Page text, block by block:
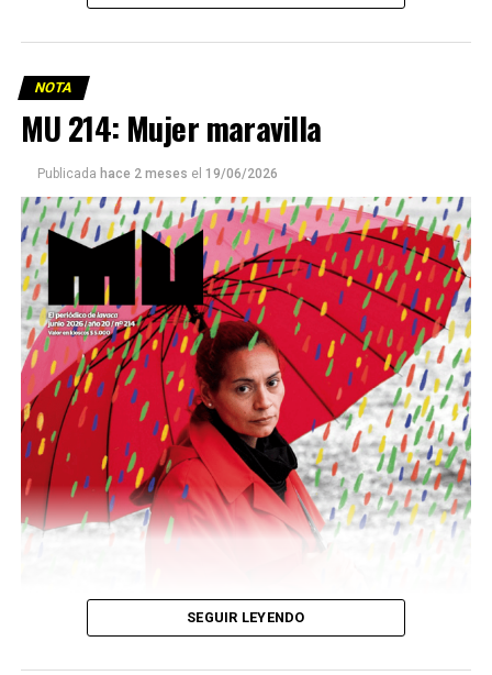
Este número 215 de MU ☝️viene con doble tapa, que
podría ser una frase:
Sin chamuyo, a remarla.
Descargar la Mu en PDF
NOTA
MU 214: Mujer maravilla
Publicada hace 2 meses el 19/06/2026
SEGUIR LEYENDO